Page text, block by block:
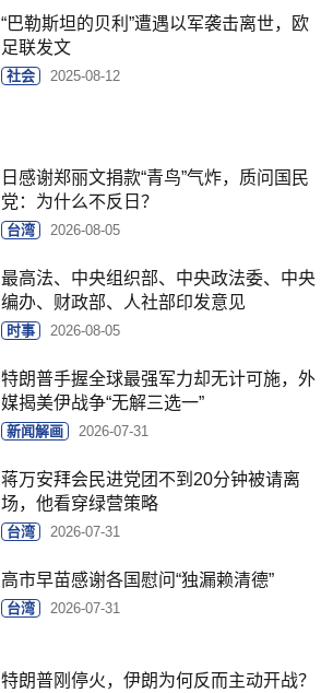
“巴勒斯坦的贝利”遭遇以军袭击离世，欧
足联发文
社会 2025-08-12
日感谢郑丽文捐款“青鸟”气炸，质问国民
党：为什么不反日？
台湾 2026-08-05
最高法、中央组织部、中央政法委、中央
编办、财政部、人社部印发意见
时事 2026-08-05
特朗普手握全球最强军力却无计可施，外
媒揭美伊战争“无解三选一”
新闻解画 2026-07-31
蒋万安拜会民进党团不到20分钟被请离
场，他看穿绿营策略
台湾 2026-07-31
高市早苗感谢各国慰问“独漏赖清德”
台湾 2026-07-31
特朗普刚停火，伊朗为何反而主动开战？